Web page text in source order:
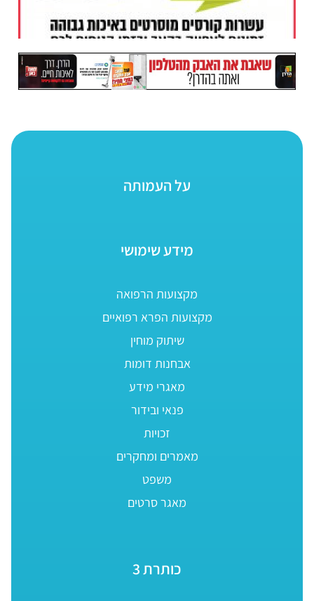
על העמותה
מידע שימושי
מקצועות הרפואה
מקצועות הפרא רפואיים
שיתוק מוחין
אבחנות דומות
מאגרי מידע
פנאי ובידור
זכויות
מאמרים ומחקרים
משפט
מאגר סרטים
כותרת 3